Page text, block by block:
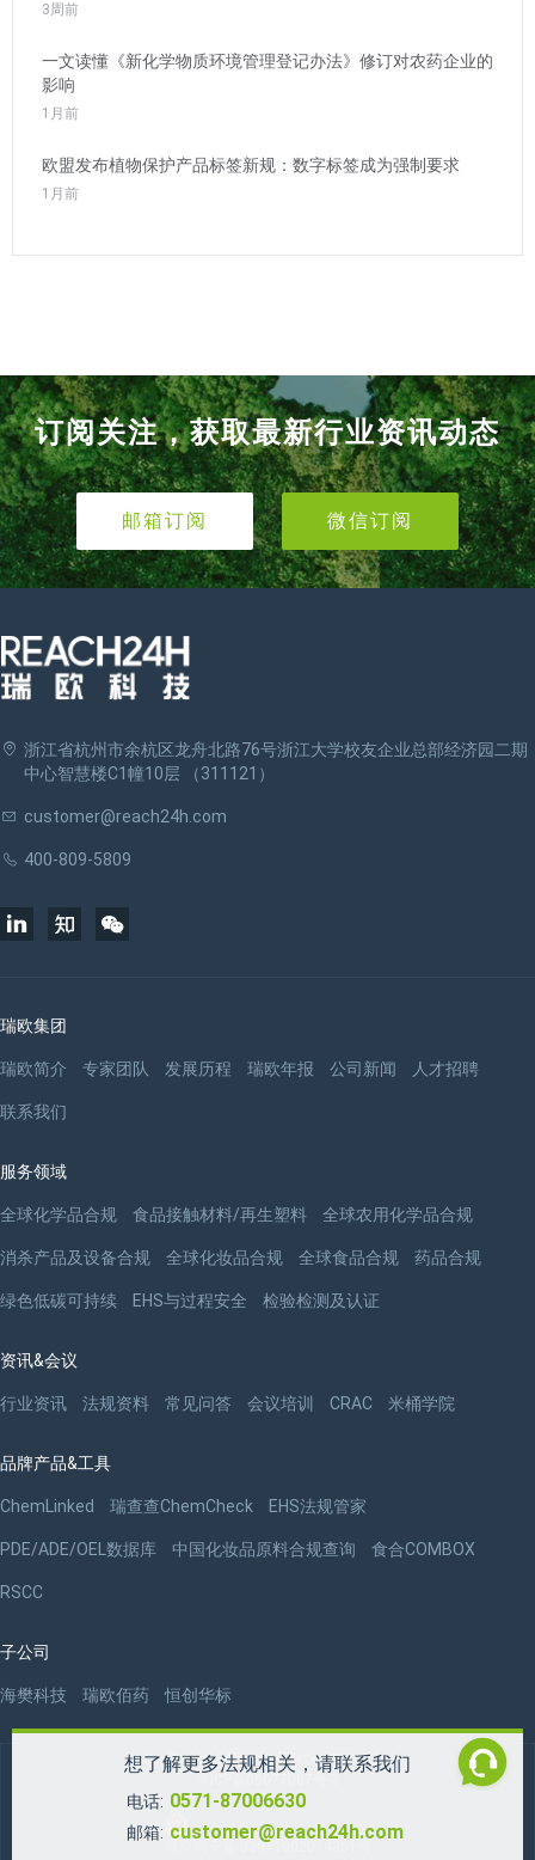
想了解更多法规相关，请联系我们
电话: 0571-87006630
邮箱: customer@reach24h.com
3周前
一文读懂《新化学物质环境管理登记办法》修订对农药企业的
影响
1月前
欧盟发布植物保护产品标签新规：数字标签成为强制要求
1月前
订阅关注，获取最新行业资讯动态
邮箱订阅 微信订阅
浙江省杭州市余杭区龙舟北路76号浙江大学校友企业总部经济园二期
中心智慧楼C1幢10层 （311121）
customer@reach24h.com
400-809-5809
瑞欧集团
瑞欧简介 专家团队 发展历程 瑞欧年报 公司新闻 人才招聘
联系我们
服务领域
全球化学品合规 食品接触材料/再生塑料 全球农用化学品合规
消杀产品及设备合规 全球化妆品合规 全球食品合规 药品合规
绿色低碳可持续 EHS与过程安全 检验检测及认证
资讯&会议
行业资讯 法规资料 常见问答 会议培训 CRAC 米桶学院
品牌产品&工具
ChemLinked 瑞查查ChemCheck EHS法规管家
PDE/ADE/OEL数据库 中国化妆品原料合规查询 食合COMBOX
RSCC
子公司
海樊科技 瑞欧佰药 恒创华标
版权 ©2009-2026 杭州瑞欧科技有限公司
浙公网安备 33011002014301号